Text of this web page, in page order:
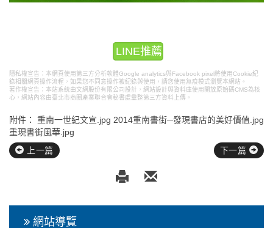
LINE推薦
隱私權宣告：本網頁使用第三方分析軟體Google analytics與Facebook pixel將使用Cookie紀
錄相關網頁操作流程，如果您不同意操作被紀錄與使用，請您使用無痕模式瀏覽本網站。
著作權宣告：本站系統由文網股份有限公司設計， 網站設計與資料庫使用開放原始碼CMS為核
心，網站內容由臺北市商圈產業聯合會秘書處彙整第三方資料上傳。
附件： 重南一世紀文宣.jpg 2014重南書街─發現書店的美好價值.jpg
重現書街風華.jpg
上一篇
下一篇
網站導覽